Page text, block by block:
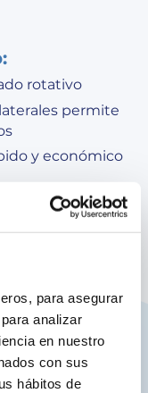
para asegurar
analizar
en nuestro
con sus
hábitos de
rotativo
permite
y económico
cotidianas del
de aspiración
enredos